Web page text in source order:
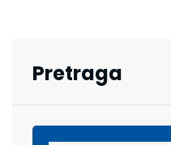
Pretraga